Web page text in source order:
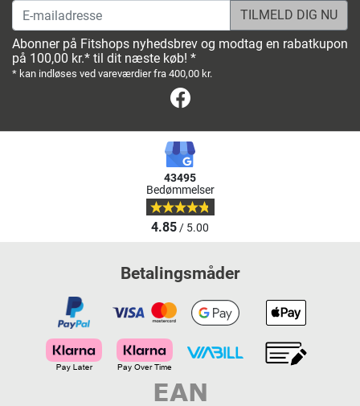
E-mailadresse
Abonner på Fitshops nyhedsbrev og modtag en rabatkupon
på 100,00 kr.* til dit næste køb! *
* kan indløses ved vareværdier fra 400,00 kr.
43495
Bedømmelser
4.85/ 5.00
Betalingsmåder